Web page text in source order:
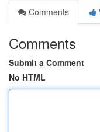
Comments
Comments
Submit a Comment
No HTML